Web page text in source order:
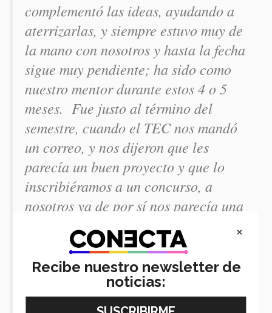
complementó las ideas, ayudando a
aterrizarlas, y siempre estuvo muy de
la mano con nosotros y hasta la fecha
sigue muy pendiente; ha sido como
nuestro mentor durante estos 4 o 5
meses. Fue justo al término del
semestre, cuando el TEC nos mandó
un correo, y nos dijeron que les
parecía un buen proyecto y que lo
inscribiéramos a un concurso, a
nosotros ya de por sí nos parecía una
buena idea, y si queríamos llegar a
desarrollarlo; ahorita estamos
empezando a contactar gente para
que nos oriente, nos de tips y demás”
comentó Ariel.
×
Recibe nuestro newsletter de
noticias: